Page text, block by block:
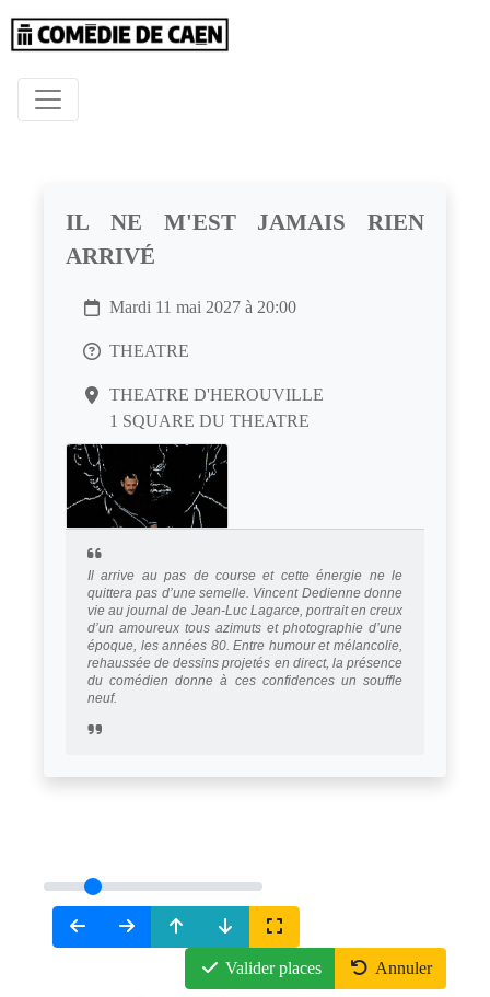
IL NE M'EST JAMAIS RIEN
ARRIVÉ
Mardi 11 mai 2027 à 20:00
THEATRE
THEATRE D'HEROUVILLE
1 SQUARE DU THEATRE
Il arrive au pas de course et cette énergie ne le
quittera pas d’une semelle. Vincent Dedienne donne
vie au journal de Jean-Luc Lagarce, portrait en creux
d’un amoureux tous azimuts et photographie d’une
époque, les années 80. Entre humour et mélancolie,
rehaussée de dessins projetés en direct, la présence
du comédien donne à ces confidences un souffle
neuf.
Valider places Annuler